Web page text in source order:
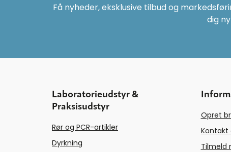
Få nyheder, eksklusive tilbud og
dig
Laboratorieudstyr &
Praksisudstyr
Rør og PCR-artikler
Dyrkning
Opret
Kontakt
Tilmeld